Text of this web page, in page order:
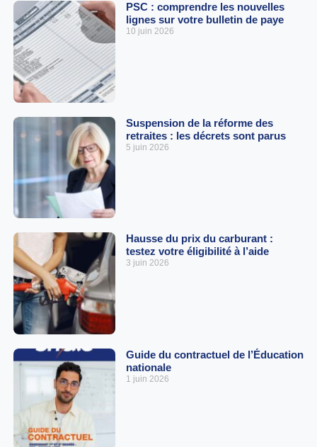
PSC : comprendre les nouvelles
lignes sur votre bulletin de paye
10 juin 2026
Suspension de la réforme des
retraites : les décrets sont parus
5 juin 2026
Hausse du prix du carburant :
testez votre éligibilité à l’aide
3 juin 2026
Guide du contractuel de l’Éducation
nationale
1 juin 2026